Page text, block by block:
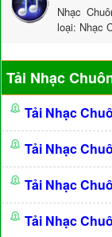
Nhạc
loại: Nhạc
Tải Nhạc
Tải Nhạc
Tải Nhạc
Tải Nhạc
Tải Nhạc